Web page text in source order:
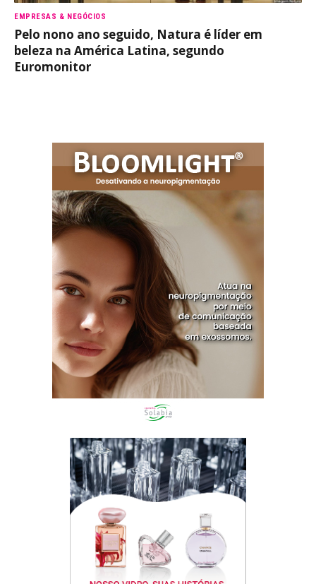
EMPRESAS & NEGÓCIOS
Pelo nono ano seguido, Natura é líder em
beleza na América Latina, segundo
Euromonitor